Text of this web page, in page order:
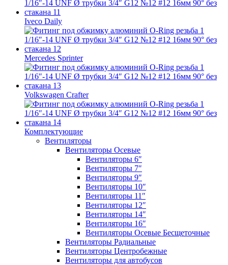
Iveco Daily
Mercedes Sprinter
Volkswagen Crafter
Комплектующие
Вентиляторы
Вентиляторы Осевые
Вентиляторы 6″
Вентиляторы 7″
Вентиляторы 9″
Вентиляторы 10″
Вентиляторы 11″
Вентиляторы 12″
Вентиляторы 14″
Вентиляторы 16″
Вентиляторы Осевые Бесщеточные
Вентиляторы Радиальные
Вентиляторы Центробежные
Вентиляторы для автобусов